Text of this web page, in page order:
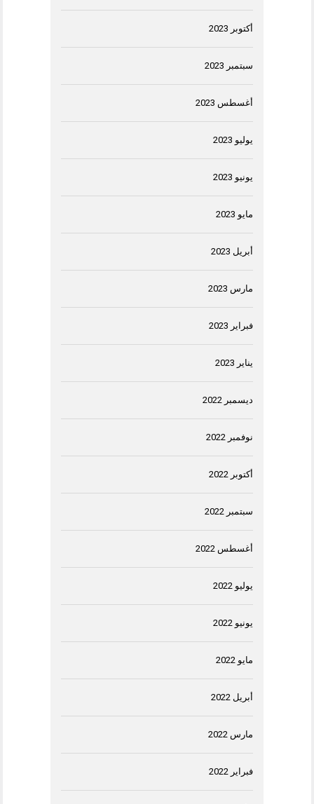
أكتوبر 2023
سبتمبر 2023
أغسطس 2023
يوليو 2023
يونيو 2023
مايو 2023
أبريل 2023
مارس 2023
فبراير 2023
يناير 2023
ديسمبر 2022
نوفمبر 2022
أكتوبر 2022
سبتمبر 2022
أغسطس 2022
يوليو 2022
يونيو 2022
مايو 2022
أبريل 2022
مارس 2022
فبراير 2022